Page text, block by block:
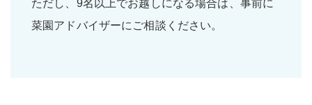
ただし、9名以上でお越しになる場合は、事前に
菜園アドバイザーにご相談ください。